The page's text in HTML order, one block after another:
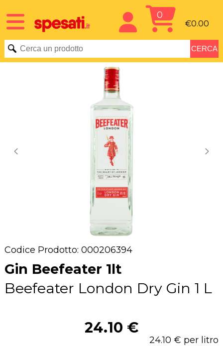
0
€0.00
Codice Prodotto: 000206394
Gin Beefeater 1lt
Beefeater London Dry Gin 1 L
24.10 €
24.10 € per litro